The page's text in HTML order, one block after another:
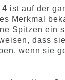
4 ist auf der
Merkmal
Spitzen ein
dass
wenn sie